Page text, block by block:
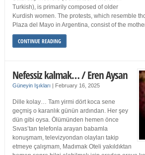
Turkish), is primarily composed of older
Kurdish women. The protests, which resemble
Plaza del Mayo in Argentina, consist of the
CONTINUE READING
Nefessiz kalmak… / Eren Aysan
Güneyin Işıkları | February 16, 2025
Dille kolay… Tam yirmi dört koca sene
geçmiş o karanlık günün ardından. Her şey
dün gibi oysa. Ölümünden hemen önce
Sıvas’tan telefonla arayan babamla
konuşmam, televizyondan olayları takip
etmeye çalışmam, Madımak Oteli yakıldıktan